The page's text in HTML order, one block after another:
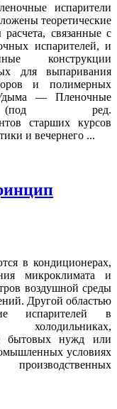
испарители
теоретические
связанные с
испарителей, и
конструкции
для выпаривания
и полимерных
— Пленочные
(под ред.
старших курсов
и вечернего ...
в кондиционерах,
микроклимата и
воздушной среды
Другой областью
испарителей в
бытовых нужд или
условиях